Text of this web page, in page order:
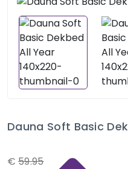
Dauna Soft Basic
€ 59.95